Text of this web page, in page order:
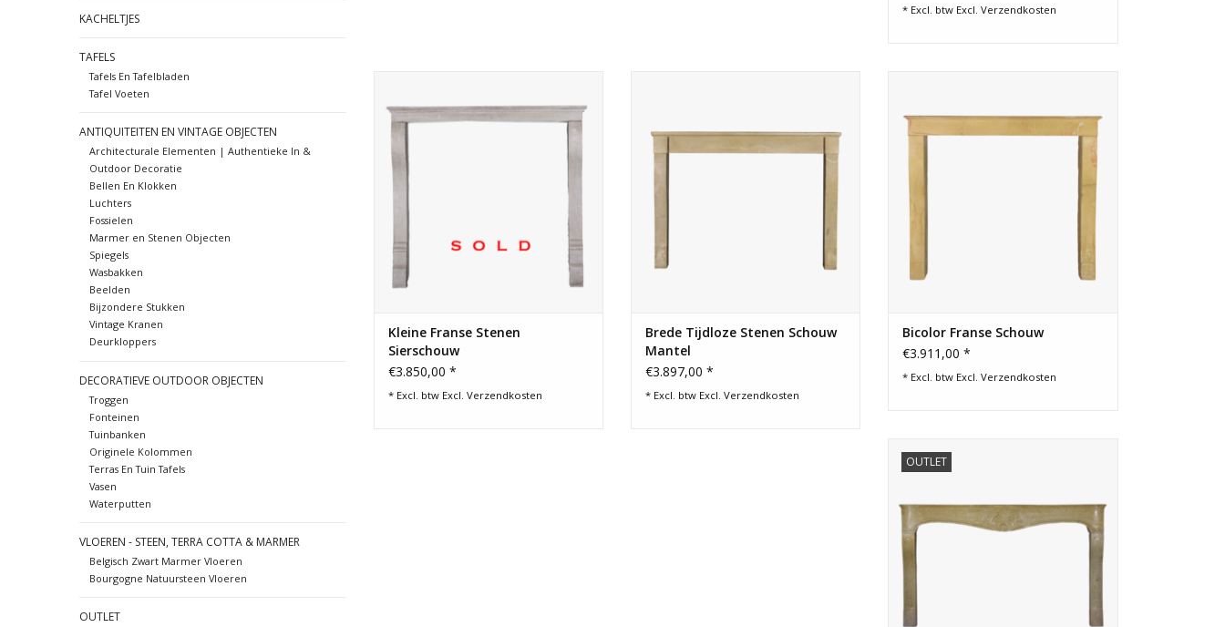
KACHELTJES
TAFELS
Tafels En Tafelbladen
Tafel Voeten
ANTIQUITEITEN EN VINTAGE OBJECTEN
Architecturale Elementen | Authentieke In &
Outdoor Decoratie
Bellen En Klokken
Luchters
Fossielen
Marmer en Stenen Objecten
Spiegels
Wasbakken
Beelden
Bijzondere Stukken
Vintage Kranen
Deurkloppers
DECORATIEVE OUTDOOR OBJECTEN
Troggen
Fonteinen
Tuinbanken
Originele Kolommen
Terras En Tuin Tafels
Vasen
Waterputten
VLOEREN - STEEN, TERRA COTTA & MARMER
Belgisch Zwart Marmer Vloeren
Bourgogne Natuursteen Vloeren
OUTLET
* Excl. btw Excl.Verzendkosten
Gas of houthaard.
Kleine Franse Stenen
Sierschouw
€3.850,00 *
* Excl. btw Excl. Verzendkosten
TOEVOEGEN AAN WINKELWAGEN
Brede Tijdloze Stenen Schouw
Mantel
€3.897,00 *
* Excl. btw Excl. Verzendkosten
haardwand.
TOEVOEGEN AAN WINKELWAGEN
Bicolor Franse Schouw
€3.911,00 *
* Excl. btw Excl.Verzendkosten
OUTLET
gebruiken als decoratief element in een
TOEVOEGEN AAN WINKELWAGEN